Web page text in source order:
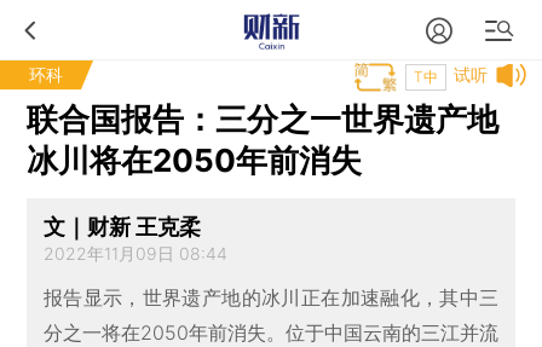
环科 试听
T中
联合国报告：三分之一世界遗产地
冰川将在2050年前消失
文｜财新 王克柔
2022年11月09日 08:44
报告显示，世界遗产地的冰川正在加速融化，其中三
分之一将在2050年前消失。位于中国云南的三江并流